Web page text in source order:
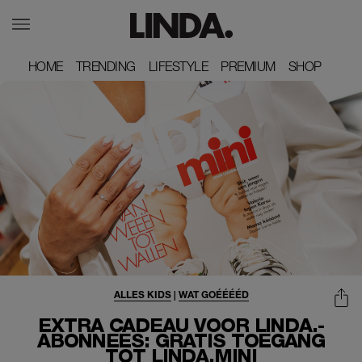
HOME
HOME TRENDING
TRENDING LIFESTYLE
LIFESTYLE PREMIUM
PREMIUM SHOP
SHOP
EXTRA CADEAU VOOR LINDA.-
ABONNEES: GRATIS TOEGANG
TOT LINDA.MINI
ALLES KIDS| WAT GOÉÉÉÉD